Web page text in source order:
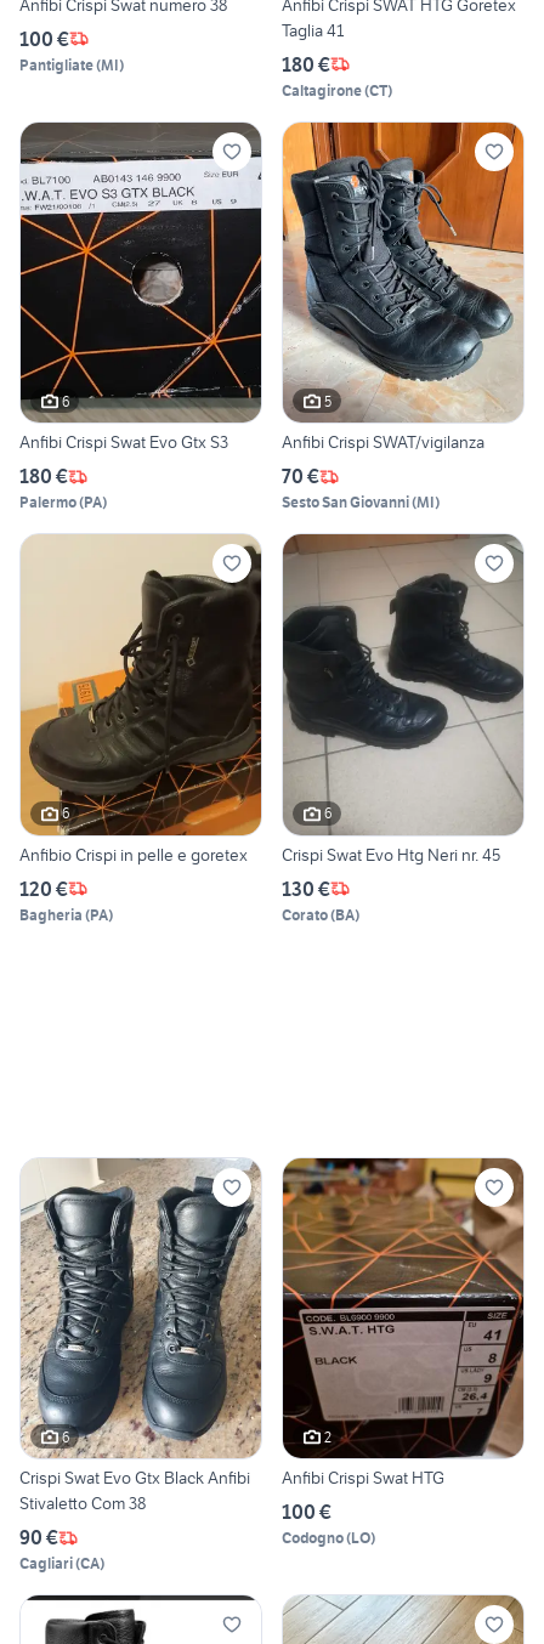
Anfibi Crispi Swat numero 38
100 €
Pantigliate(MI)
Anfibi Crispi SWAT HTG Goretex
Taglia 41
180 €
Caltagirone(CT)
6
Anfibi Crispi Swat Evo Gtx S3
180 €
Palermo(PA)
5
Anfibi Crispi SWAT/vigilanza
70 €
Sesto San Giovanni(MI)
6
Anfibio Crispi in pelle e goretex
120 €
Bagheria (PA)
6
Crispi Swat Evo Htg Neri nr. 45
130 €
Corato(BA)
6
Crispi Swat Evo Gtx Black Anfibi
Stivaletto Com 38
90 €
Cagliari(CA)
2
Anfibi Crispi Swat HTG
100 €
Codogno(LO)